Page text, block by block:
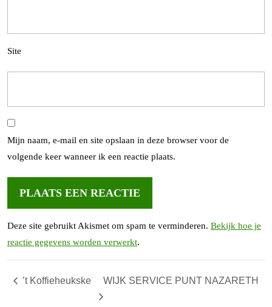
Site
Mijn naam, e-mail en site opslaan in deze browser voor de
volgende keer wanneer ik een reactie plaats.
Deze site gebruikt Akismet om spam te verminderen. Bekijk hoe je
reactie gegevens worden verwerkt.
’t Koffieheukske WIJK SERVICE PUNT NAZARETH